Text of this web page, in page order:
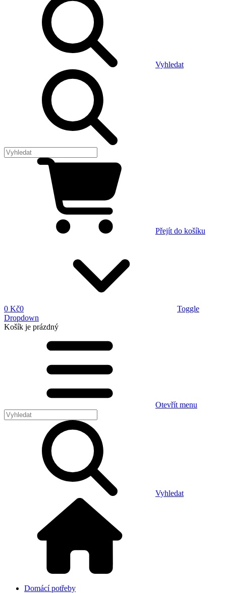
Vyhledat
Přejít do košíku
0 Kč0
Toggle
Dropdown
Košík je prázdný
Otevřít menu
Vyhledat
Domácí potřeby